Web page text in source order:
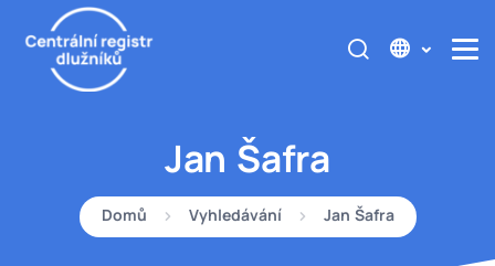
Jan Šafra
Domů Vyhledávání Jan Šafra